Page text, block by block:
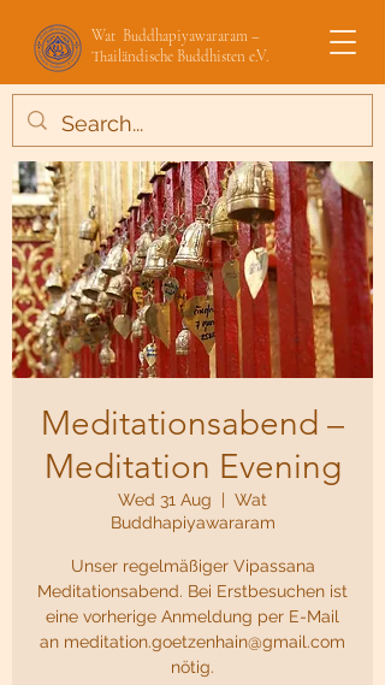
Wat Buddhapiyawararam –
Thailändische Buddhisten e.V.
Meditationsabend –
Meditation Evening
Wed 31 Aug
  |
Wat
Buddhapiyawararam
Unser regelmäßiger Vipassana
Meditationsabend. Bei Erstbesuchen ist
eine vorherige Anmeldung per E-Mail
an meditation.goetzenhain@gmail.com
nötig.